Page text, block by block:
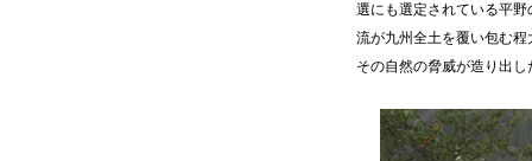
選にも選定されている平
流が九州全土を覆い包む
その自然の脅威が造り出